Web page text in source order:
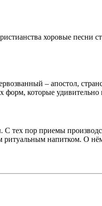
хоровые песни
– апостол,
форм, которые
С тех пор приемы
ритуальным напитком. О